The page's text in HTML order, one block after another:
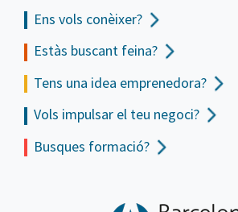
Ens vols conèixer?
Estàs buscant feina?
Tens una idea emprenedora?
Vols impulsar el teu negoci?
Busques formació?